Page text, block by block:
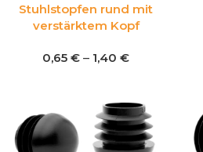
Stuhlstopfen rund mit
verstärktem Kopf
0,65 € – 1,40 €